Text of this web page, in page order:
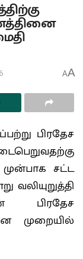
AA
பிரதேச
முன்பாக சட்ட
வலியுறுத்தி
பிரதேச
முறையில்